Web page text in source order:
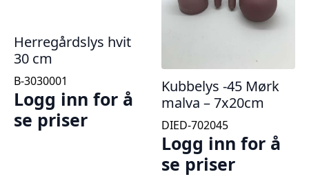
Herregårdslys hvit
30 cm
B-3030001
Logg inn for å
se priser
Kubbelys -45 Mørk
malva – 7x20cm
DIED-702045
Logg inn for å
se priser